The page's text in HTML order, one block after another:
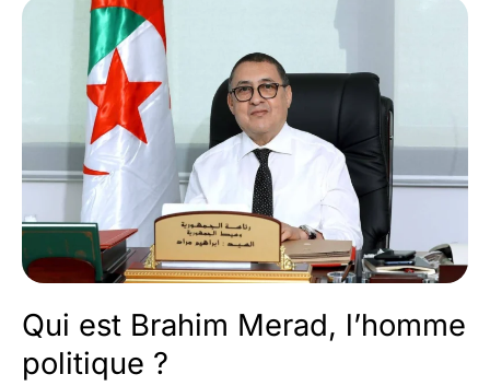
politique
Qui est Brahim Merad, l’homme
politique ?